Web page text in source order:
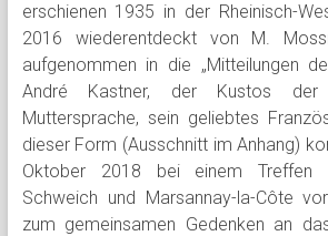
erschienen 1935 in der Rheinisch-
2016 wiederentdeckt von M.
aufgenommen in die „Mitteilungen
André Kastner, der Kustos
Muttersprache, sein geliebtes
dieser Form (Ausschnitt im Anhang)
Oktober 2018 bei einem Treffen
Schweich und Marsannay-la-Côte
zum gemeinsamen Gedenken an